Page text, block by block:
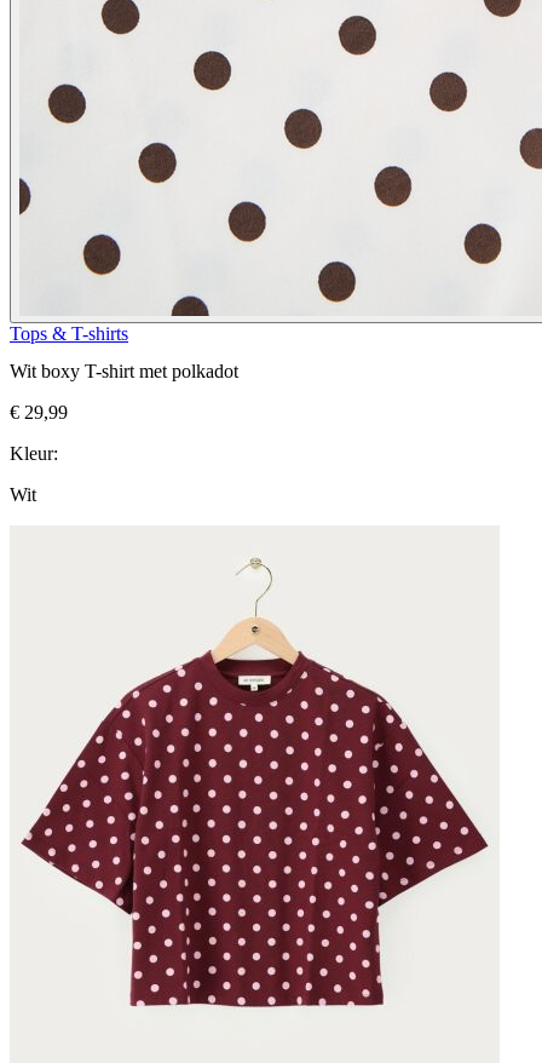
Tops & T-shirts
Wit boxy T-shirt met polkadot
€ 29,99
Kleur:
Wit